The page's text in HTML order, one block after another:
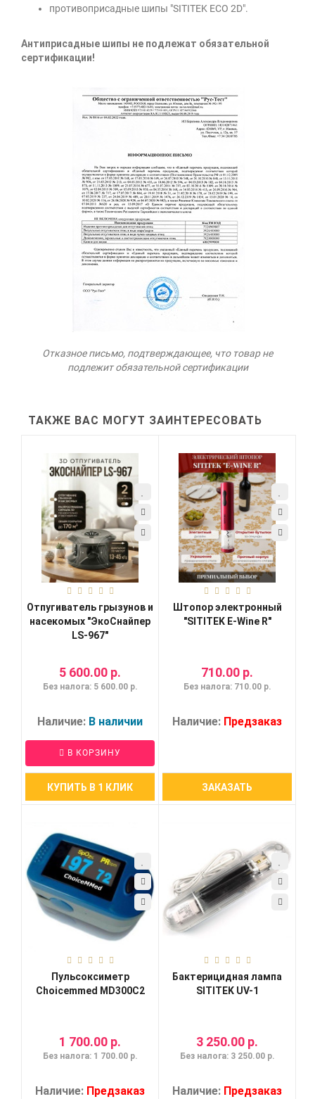
противоприсадные шипы "SITITEK ECO 2D".
Антиприсадные шипы не подлежат обязательной
сертификации!
Отказное письмо, подтверждающее, что товар не
подлежит обязательной сертификации
ТАКЖЕ ВАС МОГУТ ЗАИНТЕРЕСОВАТЬ
Отпугиватель грызунов и
насекомых "ЭкоСнайпер
LS-967"
5 600.00 р.
Без налога: 5 600.00 р.
Наличие: В наличии
В КОРЗИНУ
КУПИТЬ В 1 КЛИК
Штопор электронный
"SITITEK E-Wine R"
710.00 р.
Без налога: 710.00 р.
Наличие: Предзаказ
ЗАКАЗАТЬ
Пульсоксиметр
Choicemmed MD300C2
1 700.00 р.
Без налога: 1 700.00 р.
Наличие: Предзаказ
Бактерицидная лампа
SITITEK UV-1
3 250.00 р.
Без налога: 3 250.00 р.
Наличие: Предзаказ